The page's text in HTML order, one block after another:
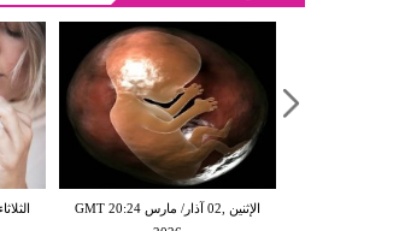
الإثنين ,02 آذار/ مارس GMT 20:24